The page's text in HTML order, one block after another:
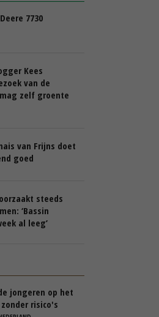
7730
Kees
van de
zelf groente
van Frijns doet
goed
steeds
‘Bassin
al leeg’
jongeren op het
risico's